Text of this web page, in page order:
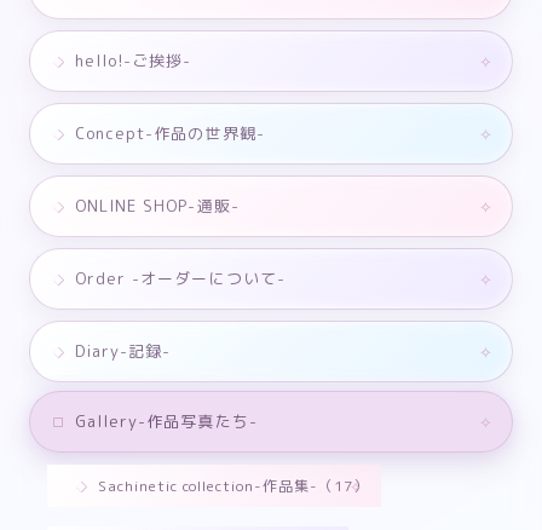
hello!-ご挨拶-
Concept-作品の世界観-
ONLINE SHOP-通販-
Order -オーダーについて-
Diary-記録-
Gallery-作品写真たち-
Sachinetic collection-作品集-（17）